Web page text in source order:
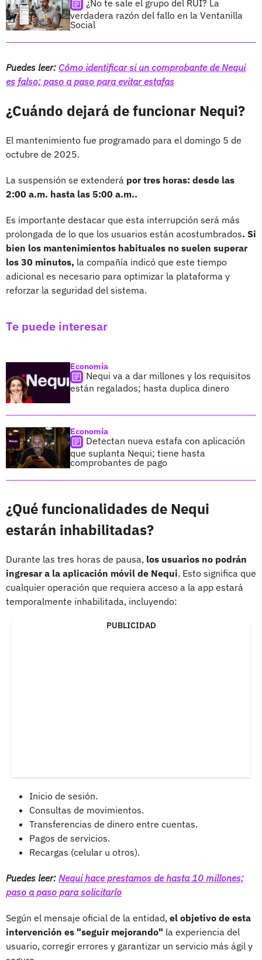
¿No te sale el grupo del RUI? La
verdadera razón del fallo en la Ventanilla
Social
Puedes leer: Cómo identificar si un comprobante de Nequi
es falso; paso a paso para evitar estafas
¿Cuándo dejará de funcionar Nequi?
El mantenimiento fue programado para el domingo 5 de
octubre de 2025.
La suspensión se extenderá por tres horas: desde las
2:00 a.m. hasta las 5:00 a.m..
Es importante destacar que esta interrupción será más
prolongada de lo que los usuarios están acostumbrados. Si
bien los mantenimientos habituales no suelen superar
los 30 minutos, la compañía indicó que este tiempo
adicional es necesario para optimizar la plataforma y
reforzar la seguridad del sistema.
Te puede interesar
Economía
Nequi va a dar millones y los requisitos
están regalados; hasta duplica dinero
Economía
Detectan nueva estafa con aplicación
que suplanta Nequi; tiene hasta
comprobantes de pago
¿Qué funcionalidades de Nequi
estarán inhabilitadas?
Durante las tres horas de pausa, los usuarios no podrán
ingresar a la aplicación móvil de Nequi. Esto significa que
cualquier operación que requiera acceso a la app estará
temporalmente inhabilitada, incluyendo:
PUBLICIDAD
Inicio de sesión.
Consultas de movimientos.
Transferencias de dinero entre cuentas.
Pagos de servicios.
Recargas (celular u otros).
Puedes leer: Nequi hace prestamos de hasta 10 millones;
paso a paso para solicitarlo
Según el mensaje oficial de la entidad, el objetivo de esta
intervención es "seguir mejorando" la experiencia del
usuario, corregir errores y garantizar un servicio más ágil y